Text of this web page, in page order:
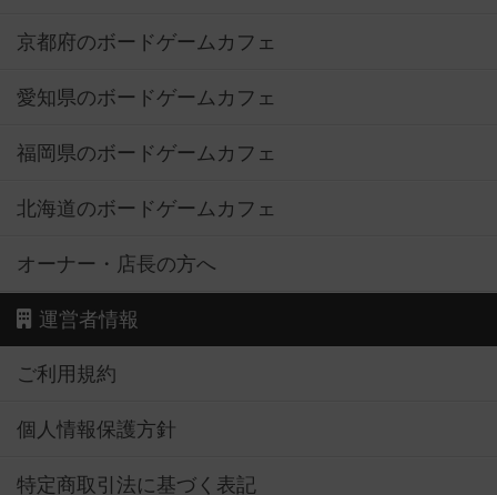
京都府のボードゲームカフェ
愛知県のボードゲームカフェ
福岡県のボードゲームカフェ
北海道のボードゲームカフェ
オーナー・店長の方へ
運営者情報
ご利用規約
個人情報保護方針
特定商取引法に基づく表記